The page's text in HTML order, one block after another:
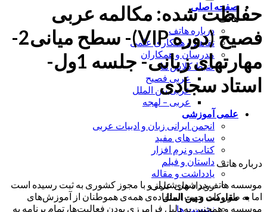
صفحه اصلی
هاتف
درباره هاتف
تفاهم و همکاری علمی
مدرسان و همکاران
ضبط کلاس ها
عربی فصیح
عربی بین الملل
عربی – لهجه
علمی آموزشی
انجمن ایرانی زبان و ادبیات عربی
سایت های مفید
کتاب و نرم افزار
داستان و فیلم
یادداشت و مقاله
رویداد های علمی
مقاومت و بین الملل
نشست ها
حفاظت شده: مکالمه عربی
فصیح (دوره VIP)- سطح میانی2-
مهارتهای زبانی- جلسه 1ول-
استاد سجادی
درباره هاتف
موسسه هاتف در شهر شیراز و با مجوز کشوری به ثبت رسیده است
اما به طور کلی جهت استفاده‌ی همه‌ی هموطنان از آموزش‌های
موسسه و همچنین به دلیل فرامرزی بودن فعالیت‌ها، تمام برنامه به